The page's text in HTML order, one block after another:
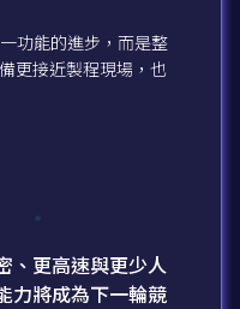
功能的進步，而是整
更接近製程現場，也
、更高速與更少人
力將成為下一輪競